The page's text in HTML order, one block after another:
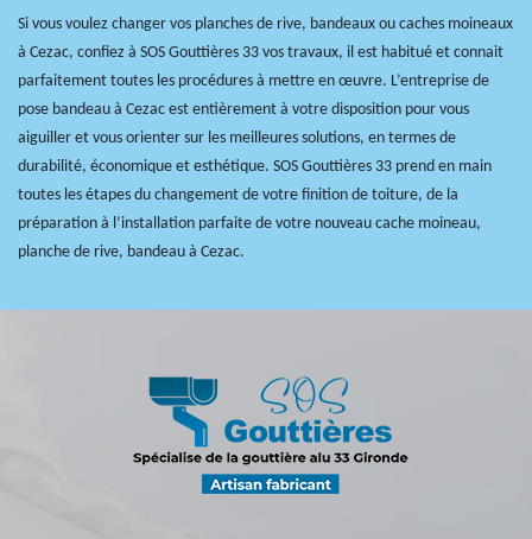
Si vous voulez changer vos planches de rive, bandeaux ou caches moineaux
à Cezac, confiez à SOS Gouttières 33 vos travaux, il est habitué et connait
parfaitement toutes les procédures à mettre en œuvre. L’entreprise de
pose bandeau à Cezac est entièrement à votre disposition pour vous
aiguiller et vous orienter sur les meilleures solutions, en termes de
durabilité, économique et esthétique. SOS Gouttières 33 prend en main
toutes les étapes du changement de votre finition de toiture, de la
préparation à l’installation parfaite de votre nouveau cache moineau,
planche de rive, bandeau à Cezac.